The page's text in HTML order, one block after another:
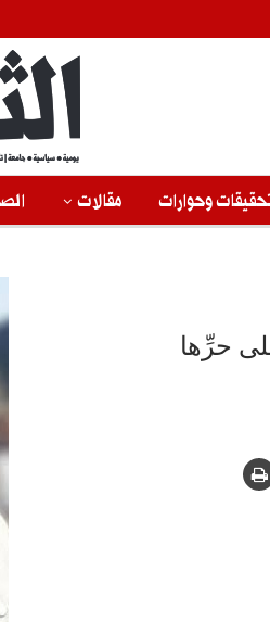
وحوارات مقالات
حرِّها